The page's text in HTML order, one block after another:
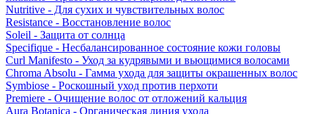
Nutritive - Для сухих и чувствительных волос
Resistance - Восстановление волос
Soleil - Защита от солнца
Specifique - Несбалансированное состояние кожи головы
Curl Manifesto - Уход за кудрявыми и вьющимися волосами
Chroma Absolu - Гамма ухода для защиты окрашенных волос
Symbiose - Роскошный уход против перхоти
Premiere - Очищение волос от отложений кальция
Aura Botanica - Органическая линия ухода